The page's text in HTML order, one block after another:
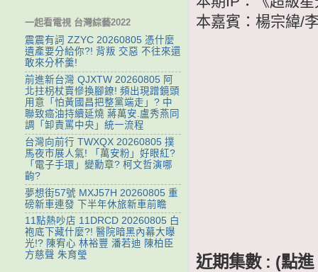
本嘉賓：楊宗緯/
近期集數 : (點
一起看電視 台灣綜藝2022
震震有詞 ZZYC 20260805 憑什麼
遺產要分給你?! 背叛 交惡 不往來還
敢來分杯羹!
前進新台灣 QJXTW 20260805 阿
北拄枴杖賣慘換腳鐐! 頻出現蹭鏡頭
用意「怕黃國昌把整黨端走」? 中
聯致癌油持續延燒 蔣萬安.盧秀燕同
調「卸責罵中央」統一流程
台灣向前行 TWXQX 20260805 撲
馬夜市展人氣! 「萬安粉」好眼紅?
「電子手環」變勳章? 柯文哲演哪
齣?
夢想街57號 MXJ57H 20260805 重
磅新車連發 下半年休旅新車前瞻
11點熱吵店 11DRCD 20260805 白
袍底下藏什麼?! 醫院暗黑內幕大曝
光!? 陳宥心 林裕豐 潘若迪 陳柏臣
方慈聲 朱育瑩